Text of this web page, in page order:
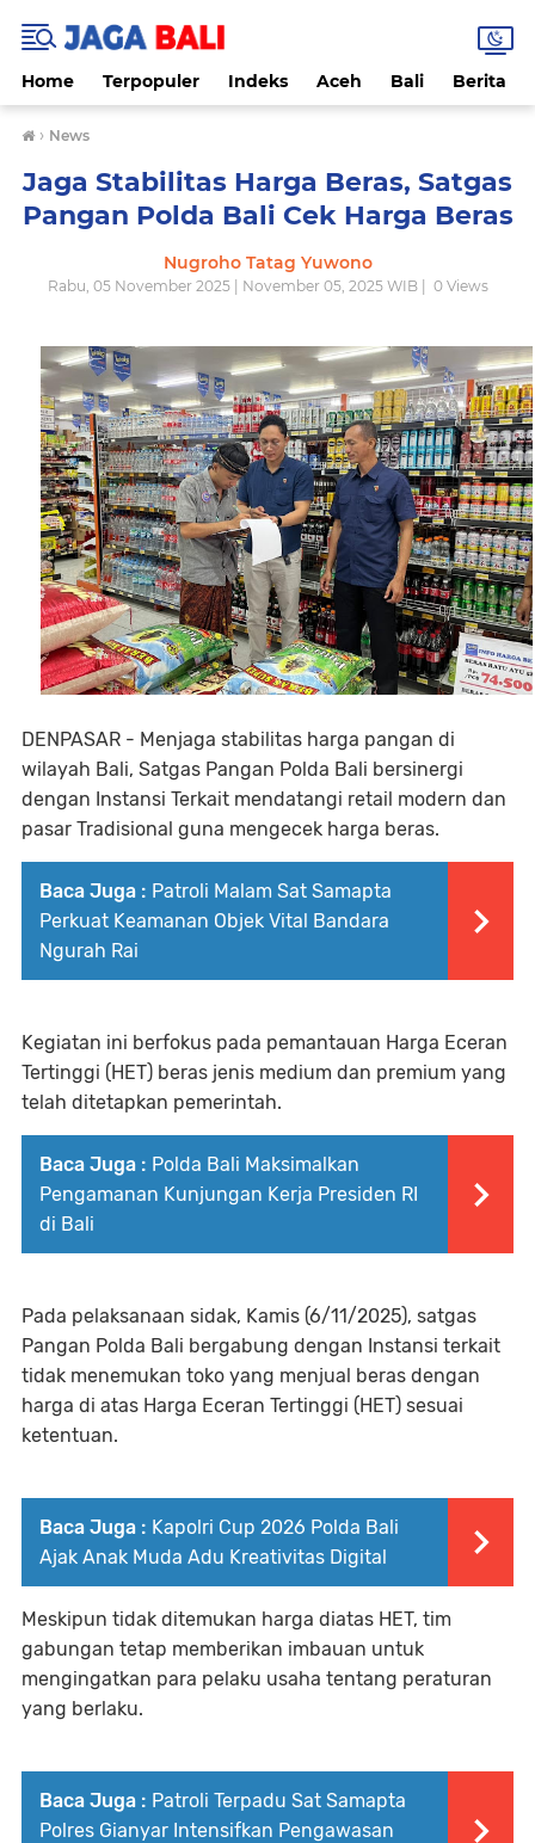
Home Terpopuler Indeks Aceh Bali Berita
› News
Jaga Stabilitas Harga Beras, Satgas
Pangan Polda Bali Cek Harga Beras
Nugroho Tatag Yuwono
Rabu, 05 November 2025 | November 05, 2025 WIB | 0Views
DENPASAR - Menjaga stabilitas harga pangan di
wilayah Bali, Satgas Pangan Polda Bali bersinergi
dengan Instansi Terkait mendatangi retail modern dan
pasar Tradisional guna mengecek harga beras.
Baca Juga : Patroli Malam Sat Samapta
Perkuat Keamanan Objek Vital Bandara
Ngurah Rai
Kegiatan ini berfokus pada pemantauan Harga Eceran
Tertinggi (HET) beras jenis medium dan premium yang
telah ditetapkan pemerintah.
Baca Juga : Polda Bali Maksimalkan
Pengamanan Kunjungan Kerja Presiden RI
di Bali
Pada pelaksanaan sidak, Kamis (6/11/2025), satgas
Pangan Polda Bali bergabung dengan Instansi terkait
tidak menemukan toko yang menjual beras dengan
harga di atas Harga Eceran Tertinggi (HET) sesuai
ketentuan.
Baca Juga : Kapolri Cup 2026 Polda Bali
Ajak Anak Muda Adu Kreativitas Digital
Meskipun tidak ditemukan harga diatas HET, tim
gabungan tetap memberikan imbauan untuk
mengingatkan para pelaku usaha tentang peraturan
yang berlaku.
Baca Juga : Patroli Terpadu Sat Samapta
Polres Gianyar Intensifkan Pengawasan